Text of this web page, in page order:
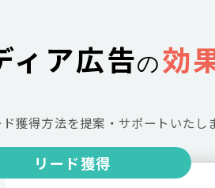
ア広告の効
獲得方法を提案・サポートいたし
リード獲得